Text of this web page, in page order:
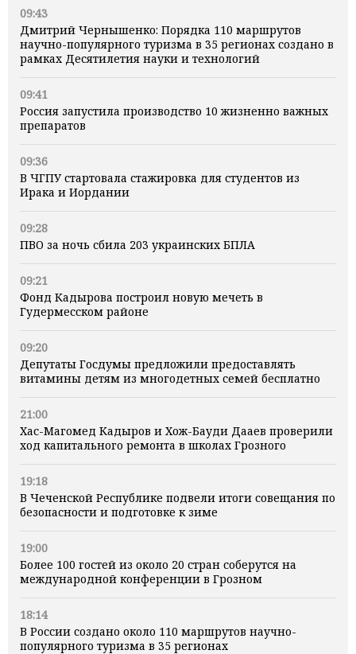
09:43
Дмитрий Чернышенко: Порядка 110 маршрутов
научно-популярного туризма в 35 регионах создано в
рамках Десятилетия науки и технологий
09:41
Россия запустила производство 10 жизненно важных
препаратов
09:36
В ЧГПУ стартовала стажировка для студентов из
Ирака и Иордании
09:28
ПВО за ночь сбила 203 украинских БПЛА
09:21
Фонд Кадырова построил новую мечеть в
Гудермесском районе
09:20
Депутаты Госдумы предложили предоставлять
витамины детям из многодетных семей бесплатно
21:00
Хас-Магомед Кадыров и Хож-Бауди Дааев проверили
ход капитального ремонта в школах Грозного
19:18
В Чеченской Республике подвели итоги совещания по
безопасности и подготовке к зиме
19:00
Более 100 гостей из около 20 стран соберутся на
международной конференции в Грозном
18:14
В России создано около 110 маршрутов научно-
популярного туризма в 35 регионах